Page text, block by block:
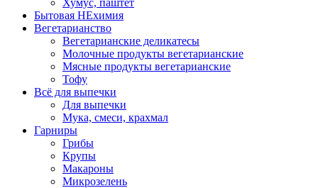
Бытовая НЕхимия
Вегетарианство
Вегетарианские деликатесы
Молочные продукты вегетарианские
Мясные продукты вегетарианские
Тофу
Всё для выпечки
Для выпечки
Мука, смеси, крахмал
Гарниры
Грибы
Крупы
Макароны
Микрозелень